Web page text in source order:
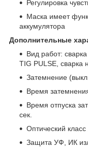
Регулировка
Маска имеет
аккумулятора
Дополнительные
Вид работ:
TIG PULSE, сварка
Затемнение
Время
Время отпуска
сек.
Оптический
Защита УФ, ИК